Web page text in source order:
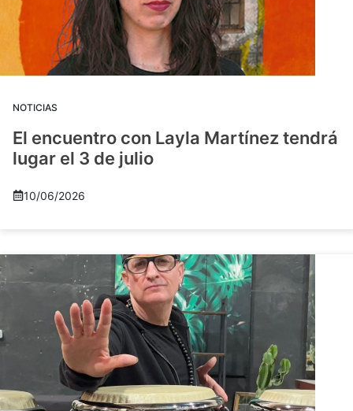
NOTICIAS
El encuentro con Layla Martínez tendrá
lugar el 3 de julio
10/06/2026